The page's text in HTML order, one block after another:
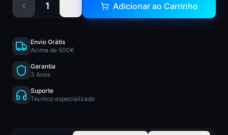
1 Adicionar ao Carrinho
Envio Grátis
Acima de 500€
Garantia
3 Anos
Suporte
Técnico especializado